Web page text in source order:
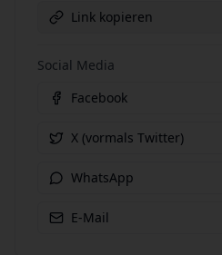
Link kopieren
Social Media
Facebook
X (vormals Twitter)
WhatsApp
E-Mail